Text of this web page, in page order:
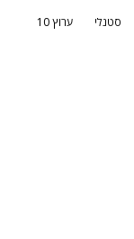
סטנלי
ערוץ 10